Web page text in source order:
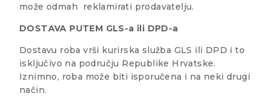
može odmah reklamirati prodavatelju.
DOSTAVA PUTEM GLS-a ili DPD-a
Dostavu roba vrši kurirska služba GLS ili DPD i to
isključivo na području Republike Hrvatske.
Iznimno, roba može biti isporučena i na neki drugi
način.